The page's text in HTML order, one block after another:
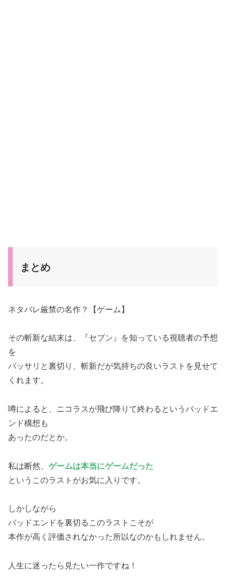
まとめ
ネタバレ厳禁の名作？【ゲーム】
その斬新な結末は、『セブン』を知っている視聴者の予想
を
バッサリと裏切り、斬新だが気持ちの良いラストを見せて
くれます。
噂によると、ニコラスが飛び降りて終わるというバッドエ
ンド構想も
あったのだとか。
私は断然、 ゲームは本当にゲームだった
というこのラストがお気に入りです。
しかしながら
バッドエンドを裏切るこのラストこそが
本作が高く評価されなかった所以なのかもしれません。
人生に迷ったら見たい一作ですね！